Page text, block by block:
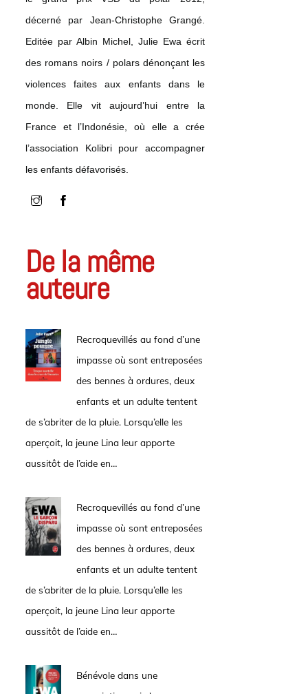
décerné par Jean-Christophe Grangé.
Editée par Albin Michel, Julie Ewa écrit
des romans noirs / polars dénonçant les
violences faites aux enfants dans le
monde. Elle vit aujourd’hui entre la
France et l’Indonésie, où elle a crée
l’association Kolibri pour accompagner
les enfants défavorisés.
De la même
auteure
Recroquevillés au fond d’une
impasse où sont entreposées
des bennes à ordures, deux
enfants et un adulte tentent
de s’abriter de la pluie. Lorsqu’elle les
aperçoit, la jeune Lina leur apporte
aussitôt de l’aide en…
Recroquevillés au fond d’une
impasse où sont entreposées
des bennes à ordures, deux
enfants et un adulte tentent
de s’abriter de la pluie. Lorsqu’elle les
aperçoit, la jeune Lina leur apporte
aussitôt de l’aide en…
Bénévole dans une